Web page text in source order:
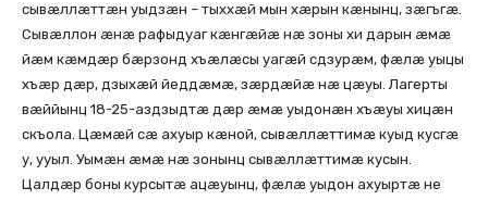
сывæллæттæн уыдзæн – тыххæй мын хæрын кæнынц, зæгъгæ.
Сывæллон æнæ рафыдуаг кæнгæйæ нæ зоны хи дарын æмæ
йæм кæмдæр бæрзонд хъæлæсы уагæй сдзурæм, фæлæ уыцы
хъæр дæр, дзыхæй йеддæмæ, зæрдæйæ нæ цæуы. Лагерты
вæййынц 18-25-аздзыдтæ дæр æмæ уыдонæн хъæуы хицæн
скъола. Цæмæй сæ ахуыр кæной, сывæллæттимæ куыд кусгæ
у, ууыл. Уымæн æмæ нæ зонынц сывæллæттимæ кусын.
Цалдæр боны курсытæ ацæуынц, фæлæ уыдон ахуыртæ не